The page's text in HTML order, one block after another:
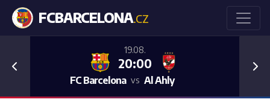
FCBARCELONA.CZ
19.08.
20:00
FC Barcelona vs Al Ahly
Previous